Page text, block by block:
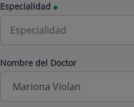
Especialidad
Nombre del Doctor